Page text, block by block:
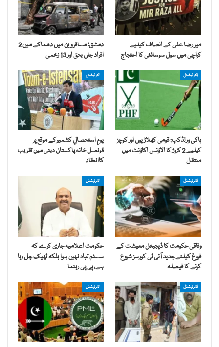
میر رضا علی کے انصاف کیلیے
کراچی میں سول سوسائٹی کا احتجاج
دمشق؛ مسافر وین میں دھماکے میں 2
افراد جاں بحق اور 13 زخمی
انٹرنیشنل
ہاکی ورلڈکپ: قومی کھلاڑیوں اور کوچز
کیلیے 2 کروڑ کا الاؤنس اکاؤنٹ میں
منتقل
انٹرنیشنل
یومِ استحصالِ کشمیرکے موقع پر
قونصل خانہ پاکستان دبئی میں تقریب
کاانعقاد
انٹرنیشنل
وفاقی حکومت کا ڈیجیٹل معیشت کے
فروغ کیلئے جدید آئی ٹی کورسز شروع
کرنے کا فیصلہ
انٹرنیشنل
حکومت اعلامیہ جاری کرے کہ
سسٹم تباہ نہیں ہوا بلکہ ٹھیک چل رہا
ہے، پی پی رہنما
انٹرنیشنل انٹرنیشنل